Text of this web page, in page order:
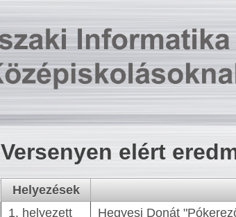
Versenyen elért
Helyezések
1. helyezett
Hegyesi Donát